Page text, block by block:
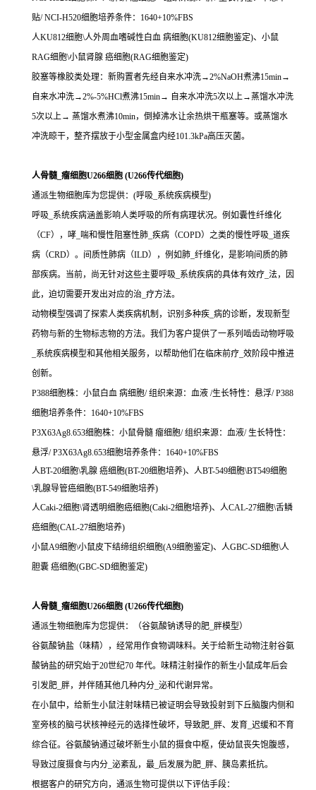
贴/ NCI-H520细胞培养条件：1640+10%FBS
人KU812细胞\人外周血嗜碱性白血 病细胞(KU812细胞鉴定)、小鼠
RAG细胞\小鼠肾腺 癌细胞(RAG细胞鉴定)
胶塞等橡胶类处理：新购置者先经自来水冲洗→2%NaOH煮沸15min→
自来水冲洗→2%-5%HCl煮沸15min→ 自来水冲洗5次以上→蒸馏水冲洗
5次以上→ 蒸馏水煮沸10min，倒掉沸水让余热烘干瓶塞等。或蒸馏水
冲洗晾干，整齐摆放于小型金属盒内经101.3kPa高压灭菌。
人骨髓_瘤细胞U266细胞 (U266传代细胞)
通派生物细胞库为您提供：(呼吸_系统疾病模型)
呼吸_系统疾病涵盖影响人类呼吸的所有病理状况。例如囊性纤维化
（CF），哮_喘和慢性阻塞性肺_疾病（COPD）之类的慢性呼吸_道疾
病（CRD）。间质性肺病（ILD），例如肺_纤维化，是影响间质的肺
部疾病。当前，尚无针对这些主要呼吸_系统疾病的具体有效疗_法，因
此，迫切需要开发出对应的治_疗方法。
动物模型强调了探索人类疾病机制，识别多种疾_病的诊断，发现新型
药物与新的生物标志物的方法。我们为客户提供了一系列啮齿动物呼吸
_系统疾病模型和其他相关服务，以帮助他们在临床前疗_效阶段中推进
创新。
P388细胞株：小鼠白血 病细胞/ 组织来源：血液 /生长特性：悬浮/ P388
细胞培养条件：1640+10%FBS
P3X63Ag8.653细胞株：小鼠骨髓 瘤细胞/ 组织来源：血液/ 生长特性：
悬浮/ P3X63Ag8.653细胞培养条件：1640+10%FBS
人BT-20细胞\乳腺 癌细胞(BT-20细胞培养)、人BT-549细胞\BT549细胞
\乳腺导管癌细胞(BT-549细胞培养)
人Caki-2细胞\肾透明细胞癌细胞(Caki-2细胞培养)、人CAL-27细胞\舌鳞
癌细胞(CAL-27细胞培养)
小鼠A9细胞\小鼠皮下结缔组织细胞(A9细胞鉴定)、人GBC-SD细胞\人
胆囊 癌细胞(GBC-SD细胞鉴定)
人骨髓_瘤细胞U266细胞 (U266传代细胞)
通派生物细胞库为您提供：（谷氨酸钠诱导的肥_胖模型）
谷氨酸钠盐（味精），经常用作食物调味料。关于给新生动物注射谷氨
酸钠盐的研究始于20世纪70 年代。味精注射操作的新生小鼠成年后会
引发肥_胖，并伴随其他几种内分_泌和代谢异常。
在小鼠中，给新生小鼠注射味精已被证明会导致投射到下丘脑腹内侧和
室旁核的脑弓状核神经元的选择性破坏，导致肥_胖、发育_迟缓和不育
综合征。谷氨酸钠通过破坏新生小鼠的摄食中枢，使幼鼠丧失饱腹感，
导致过度摄食与内分_泌紊乱，最_后发展为肥_胖、胰岛素抵抗。
根据客户的研究方向，通派生物可提供以下评估手段：